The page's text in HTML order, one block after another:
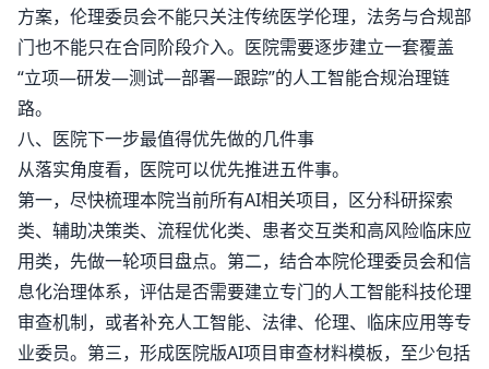
方案，伦理委员会不能只关注传统医学伦理，法务与合规部
门也不能只在合同阶段介入。医院需要逐步建立一套覆盖
“立项—研发—测试—部署—跟踪”的人工智能合规治理链
路。
八、医院下一步最值得优先做的几件事
从落实角度看，医院可以优先推进五件事。
第一，尽快梳理本院当前所有AI相关项目，区分科研探索
类、辅助决策类、流程优化类、患者交互类和高风险临床应
用类，先做一轮项目盘点。第二，结合本院伦理委员会和信
息化治理体系，评估是否需要建立专门的人工智能科技伦理
审查机制，或者补充人工智能、法律、伦理、临床应用等专
业委员。第三，形成医院版AI项目审查材料模板，至少包括